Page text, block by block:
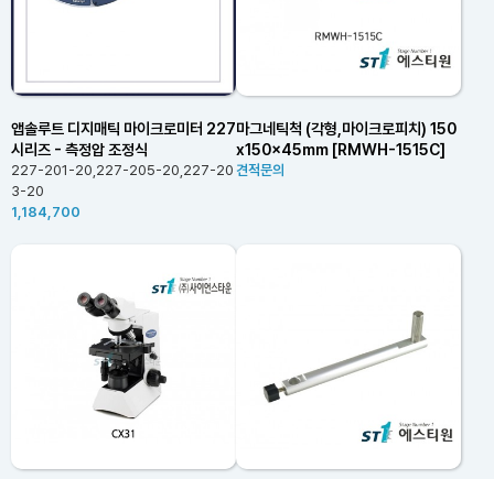
앱솔루트 디지매틱 마이크로미터 227
시리즈 - 측정압 조정식
227-201-20,227-205-20,227-20
3-20
1,184,700
마그네틱척 (각형,마이크로피치) 150
x150x45mm [RMWH-1515C]
견적문의